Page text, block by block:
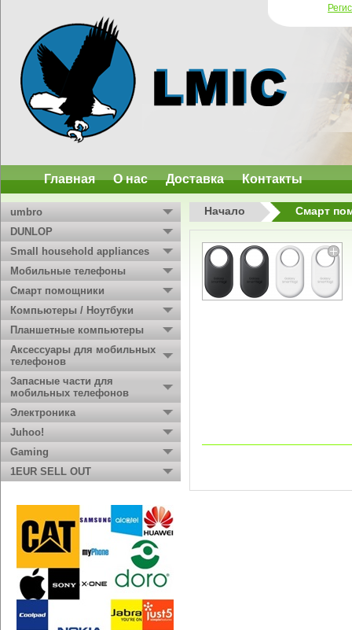
Главная О нас Доставка Контакты
umbro
DUNLOP
Small household appliances
Мобильные телефоны
Смарт помощники
Компьютеры / Ноутбуки
Планшетные компьютеры
Аксессуары для мобильных
телефонов
Запасные части для
мобильных телефонов
Электроника
Juhoo!
Gaming
1EUR SELL OUT
Начало Смарт